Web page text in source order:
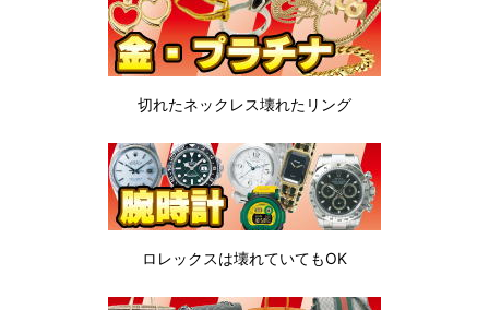
切れたネックレス壊れたリング
ロレックスは壊れていてもOK